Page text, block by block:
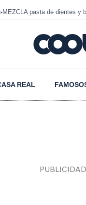
MEZCLA pasta de dientes y
REAL